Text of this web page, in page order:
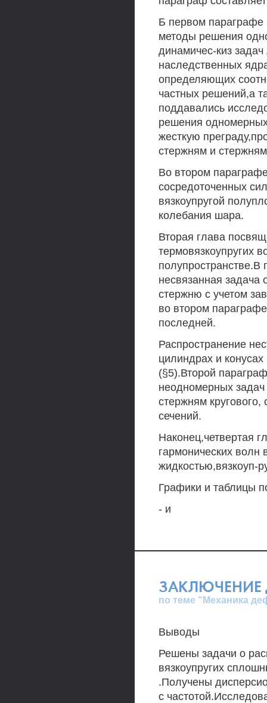
Б первом параграфе
методы решения
динамичес-киз
наследственных
определяющих
частных решений,а
поддавались
решения одномерных
жесткую
стержням и
Во втором
сосредоточенных
вязкоупругой
колебания шара.
Вторая глава
термовязкоупругих
полупространстве.В
несвязанная задача
стержню с учетом
во втором
последней.
Распространение
цилиндрах и
(§5).Второй
неодномерных
стержням кругового,
сечений.
Наконец,четвертая
гармонических
жидкостью,вязкоуп-
Графики и таблицы
- и
ЗАКЛЮЧЕНИЕ
по теме "Механика
Выводы
Решены задачи о
вязкоупругих
.Получены
с